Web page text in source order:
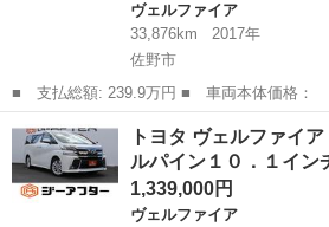
ヴェルファイア
33,876km
2017年
佐野市
■ 支払総額: 239.9万円 ■ 車両本体価格： 2,166,000 円 ■ メーカ
ー名： トヨタ ■ 車種名： ヴェルファ
３．５ＺＡ ゴールデンアイズ 禁煙車 Ｊ
ンチナビ ...
栃木 佐野市 ヴェルファイア
トヨタ ヴェルファ
ルパイン１０．１イ
1,339,000円
ヴェルファイア